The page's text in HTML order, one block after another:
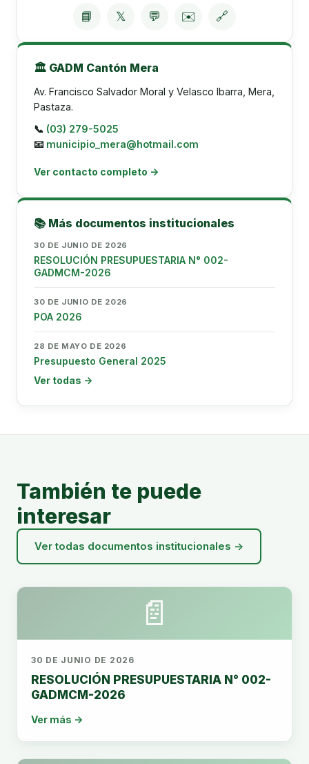
📘 𝕏 💬 ✉️ 🔗
🏛️ GADM Cantón Mera
Av. Francisco Salvador Moral y Velasco Ibarra, Mera,
Pastaza.
📞 (03) 279-5025
📧 municipio_mera@hotmail.com
Ver contacto completo →
📚 Más documentos institucionales
30 DE JUNIO DE 2026
RESOLUCIÓN PRESUPUESTARIA N° 002-
GADMCM-2026
30 DE JUNIO DE 2026
POA 2026
28 DE MAYO DE 2026
Presupuesto General 2025
Ver todas →
También te puede
interesar
Ver todas documentos institucionales →
📄
30 DE JUNIO DE 2026
RESOLUCIÓN PRESUPUESTARIA N° 002-
GADMCM-2026
Ver más →